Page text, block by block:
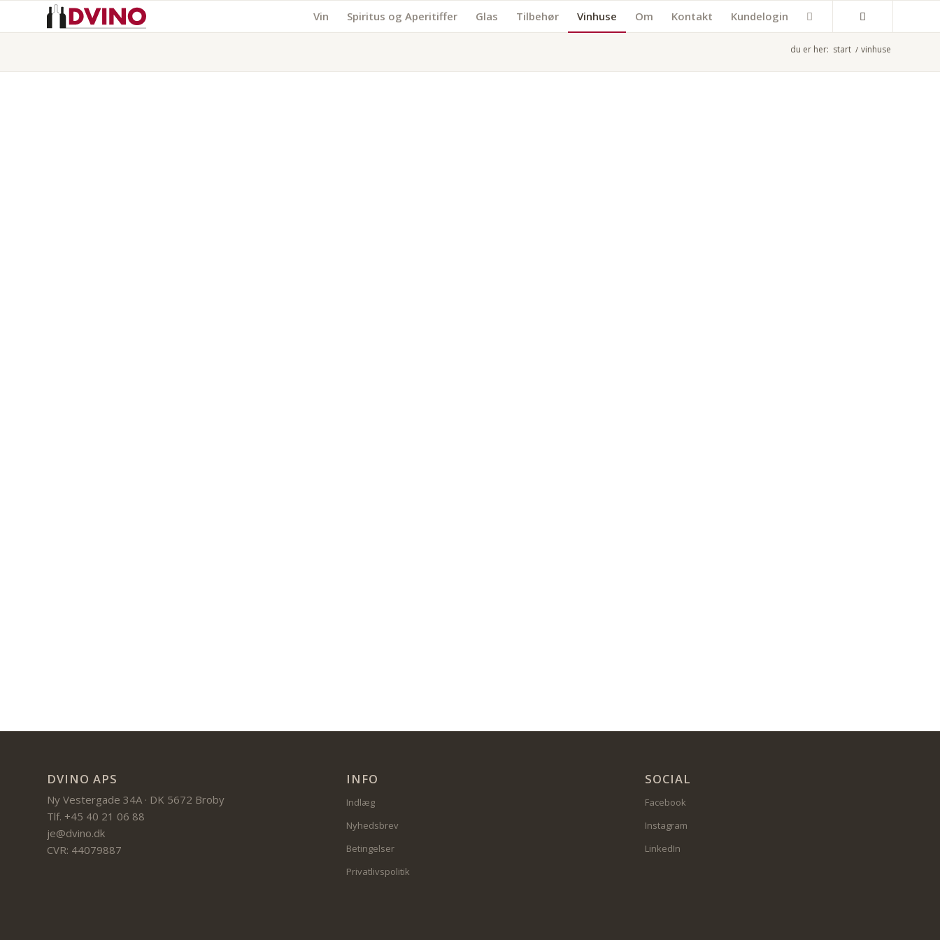
Vin Spiritus og Aperitiffer Glas Tilbehør Vinhuse Om Kontakt Kundelogin
du er her: start / vinhuse
DVINO APS
Ny Vestergade 34A · DK 5672 Broby
Tlf. +45 40 21 06 88
je@dvino.dk
CVR: 44079887
INFO
Indlæg
Nyhedsbrev
Betingelser
Privatlivspolitik
SOCIAL
Facebook
Instagram
LinkedIn